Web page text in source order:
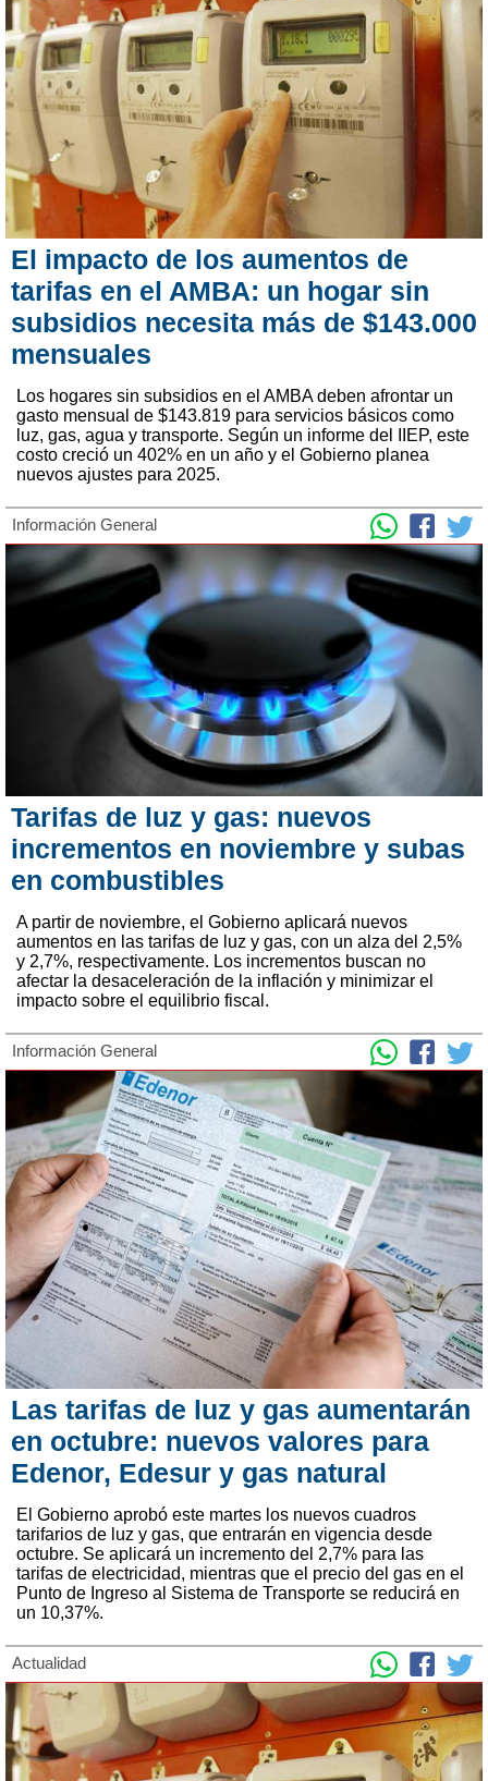
El impacto de los aumentos de
tarifas en el AMBA: un hogar sin
subsidios necesita más de $143.000
mensuales
Los hogares sin subsidios en el AMBA deben afrontar un
gasto mensual de $143.819 para servicios básicos como
luz, gas, agua y transporte. Según un informe del IIEP, este
costo creció un 402% en un año y el Gobierno planea
nuevos ajustes para 2025.
Información General
Tarifas de luz y gas: nuevos
incrementos en noviembre y subas
en combustibles
A partir de noviembre, el Gobierno aplicará nuevos
aumentos en las tarifas de luz y gas, con un alza del 2,5%
y 2,7%, respectivamente. Los incrementos buscan no
afectar la desaceleración de la inflación y minimizar el
impacto sobre el equilibrio fiscal.
Información General
Las tarifas de luz y gas aumentarán
en octubre: nuevos valores para
Edenor, Edesur y gas natural
El Gobierno aprobó este martes los nuevos cuadros
tarifarios de luz y gas, que entrarán en vigencia desde
octubre. Se aplicará un incremento del 2,7% para las
tarifas de electricidad, mientras que el precio del gas en el
Punto de Ingreso al Sistema de Transporte se reducirá en
un 10,37%.
Actualidad